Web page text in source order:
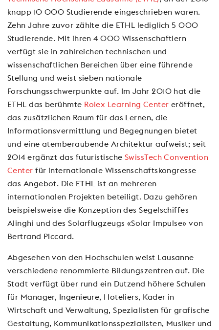
knapp 10 000 Studierende eingeschrieben waren.
Zehn Jahre zuvor zählte die ETHL lediglich 5 000
Studierende. Mit ihren 4 000 Wissenschaftlern
verfügt sie in zahlreichen technischen und
wissenschaftlichen Bereichen über eine führende
Stellung und weist sieben nationale
Forschungsschwerpunkte auf. Im Jahr 2010 hat die
ETHL das berühmte Rolex Learning Center eröffnet,
das zusätzlichen Raum für das Lernen, die
Informationsvermittlung und Begegnungen bietet
und eine atemberaubende Architektur aufweist; seit
2014 ergänzt das futuristische SwissTech Convention
Center für internationale Wissenschaftskongresse
das Angebot. Die ETHL ist an mehreren
internationalen Projekten beteiligt. Dazu gehören
beispielsweise die Konzeption des Segelschiffes
Alinghi und des Solarflugzeugs «Solar Impulse» von
Bertrand Piccard.
Abgesehen von den Hochschulen weist Lausanne
verschiedene renommierte Bildungszentren auf. Die
Stadt verfügt über rund ein Dutzend höhere Schulen
für Manager, Ingenieure, Hoteliers, Kader in
Wirtschaft und Verwaltung, Spezialisten für grafische
Gestaltung, Kommunikationsspezialisten, Musiker und